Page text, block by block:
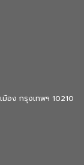
อง กรุงเทพฯ 10210